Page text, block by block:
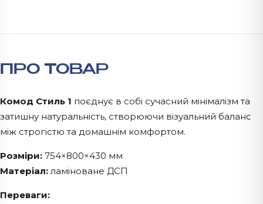
ПРО ТОВАР
Комод Стиль 1 поєднує в собі сучасний мінімалізм та
затишну натуральність, створюючи візуальний баланс
між строгістю та домашнім комфортом.
Розміри: 754×800×430 мм
Матеріал: ламіноване ДСП
Переваги: